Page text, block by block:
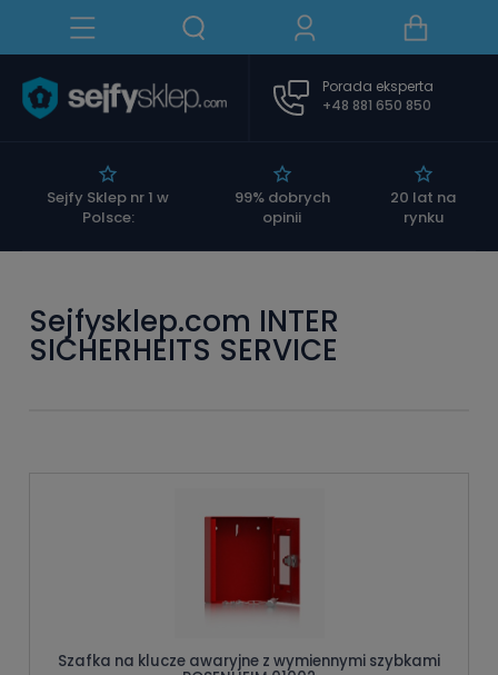
Sejfy Sklep nr 1 w
Polsce:
99% dobrych
opinii
20 lat na
rynku
Porada eksperta
+48 881 650 850
Sejfysklep.com INTER
SICHERHEITS SERVICE
Szafka na klucze awaryjne z wymiennymi szybkami